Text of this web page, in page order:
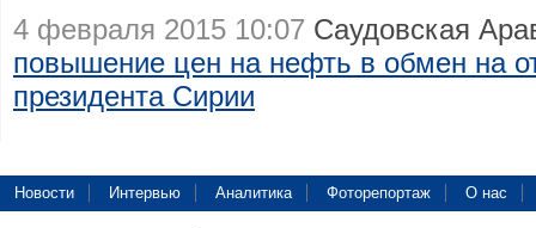
4 февраля 2015 10:07 Саудовская
повышение цен на нефть в обмен на
президента Сирии
Новости Интервью Аналитика Фоторепортаж О нас